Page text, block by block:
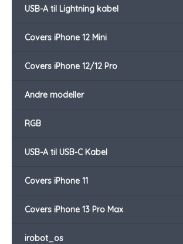
USB-A til Lightning kabel
Covers iPhone 12 Mini
Covers iPhone 12/12 Pro
Andre modeller
RGB
USB-A til USB-C Kabel
Covers iPhone 11
Covers iPhone 13 Pro Max
irobot_os